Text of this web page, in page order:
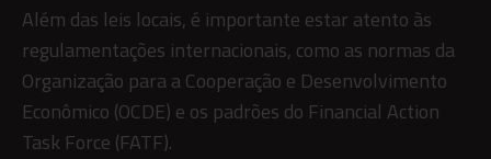
Além das leis locais, é importante estar atento às
regulamentações internacionais, como as normas da
Organização para a Cooperação e Desenvolvimento
Econômico (OCDE) e os padrões do Financial Action
Task Force (FATF).